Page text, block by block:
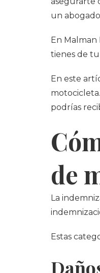
un
En Malman
tienes de
En este
podrías
de
La
Estas